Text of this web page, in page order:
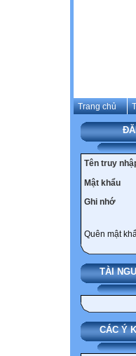
Trang chủ
Tên truy
Mật khẩu
Ghi nhớ
Quên mật
TÀI
CÁC Ý